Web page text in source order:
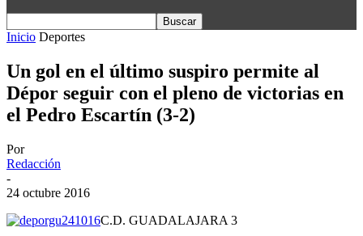
Inicio Deportes
Un gol en el último suspiro permite al
Dépor seguir con el pleno de victorias en
el Pedro Escartín (3-2)
Por
Redacción
-
24 octubre 2016
C.D. GUADALAJARA 3